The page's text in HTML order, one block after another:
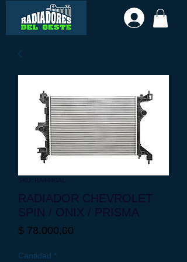
RADIADOR CHEVROLET
SPIN / ONIX / PRISMA
$ 78.000,00
Cantidad *